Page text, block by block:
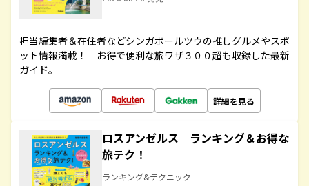
担当編集者＆在住者などシンガポールツウの推しグルメやスポ
ット情報満載！ お得で便利な旅ワザ３００超も収録した最新
ガイド。
詳細を見る
ロスアンゼルス ランキング＆お得な
旅テク！
ランキング&テクニック